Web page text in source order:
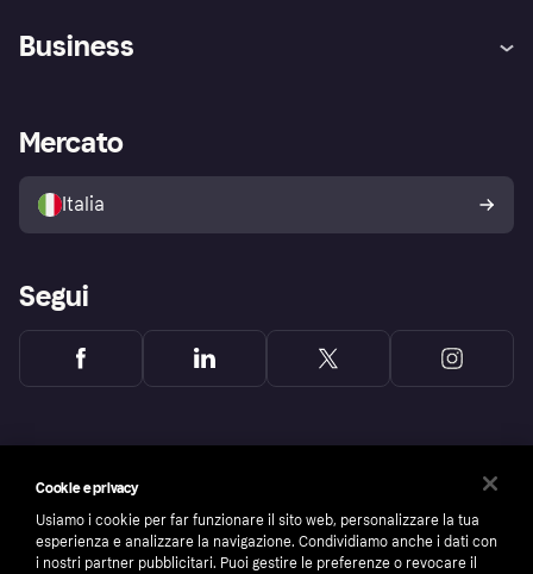
Esplora i negozi
Politica di protezione
dell'acquirente Klarna
Business
Accesso aziende
Mercato
Italia
Segui
Cookie e privacy
Usiamo i cookie per far funzionare il sito web, personalizzare la tua
esperienza e analizzare la navigazione. Condividiamo anche i dati con
i nostri partner pubblicitari. Puoi gestire le preferenze o revocare il